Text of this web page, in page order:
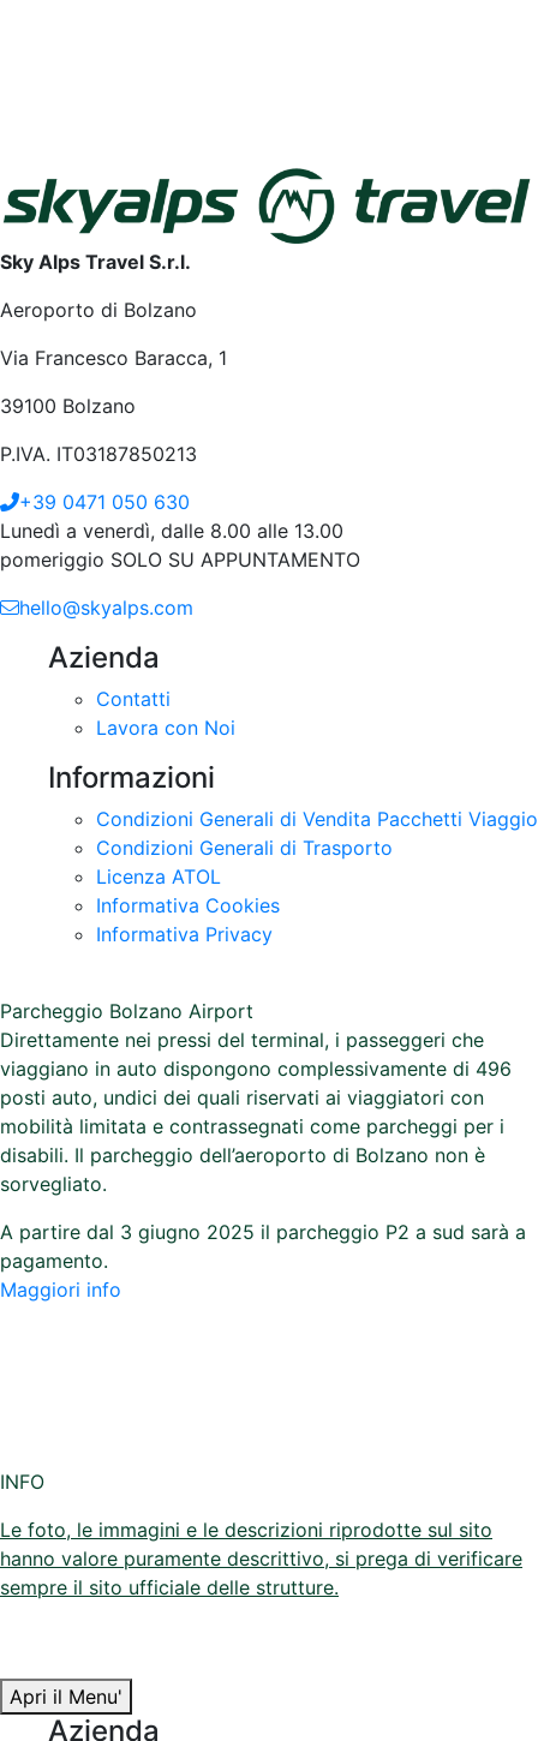
Sky Alps Travel S.r.l.
Aeroporto di Bolzano
Via Francesco Baracca, 1
39100 Bolzano
P.IVA. IT03187850213
+39 0471 050 630
Lunedì a venerdì, dalle 8.00 alle 13.00
pomeriggio SOLO SU APPUNTAMENTO
hello@skyalps.com
Azienda
Contatti
Lavora con Noi
Informazioni
Condizioni Generali di Vendita Pacchetti Viaggio
Condizioni Generali di Trasporto
Licenza ATOL
Informativa Cookies
Informativa Privacy
Parcheggio Bolzano Airport
Direttamente nei pressi del terminal, i passeggeri che
viaggiano in auto dispongono complessivamente di 496
posti auto, undici dei quali riservati ai viaggiatori con
mobilità limitata e contrassegnati come parcheggi per i
disabili. Il parcheggio dell’aeroporto di Bolzano non è
sorvegliato.
A partire dal 3 giugno 2025 il parcheggio P2 a sud sarà a
pagamento.
Maggiori info
INFO
Le foto, le immagini e le descrizioni riprodotte sul sito
hanno valore puramente descrittivo, si prega di verificare
sempre il sito ufficiale delle strutture.
Apri il Menu'
Azienda